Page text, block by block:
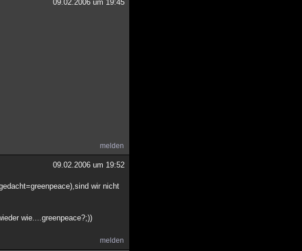
09.02.2006 um 19:45
melden
09.02.2006 um 19:52
wir nicht
wie....greenpeace?;))
melden